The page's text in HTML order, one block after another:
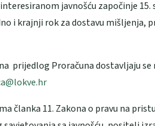
javnošću započinje
i krajnji rok za dostavu mišljenja,
prijedlog Proračuna dostavljaju
članka 11. Zakona o pravu na